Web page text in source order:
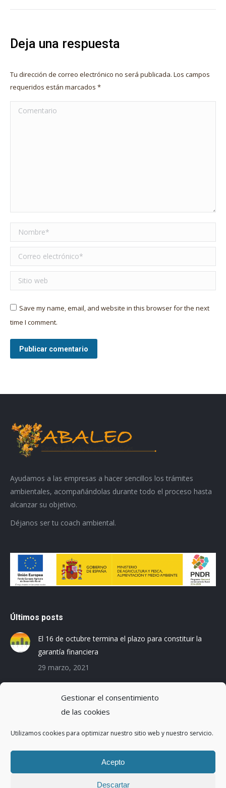
Gestionar el consentimiento
de las cookies
Utilizamos cookies para optimizar nuestro sitio web y nuestro servicio.
Acepto
Descartar
Deja una respuesta
Tu dirección de correo electrónico no será publicada. Los campos
requeridos están marcados *
Comentario
Nombre *
Correo electrónico *
Sitio web
Save my name, email, and website in this browser for the next
time I comment.
Publicar comentario
Ayudamos a las empresas a hacer sencillos los trámites
ambientales, acompañándolas durante todo el proceso hasta
alcanzar su objetivo.
Déjanos ser tu coach ambiental.
Últimos posts
El 16 de octubre termina el plazo para constituir la
garantía financiera
29 marzo, 2021
de la Huella de Carbono
3 diciembre, 2019
Reduciendo la Huella Hídrica en una planta de
montaje de coches